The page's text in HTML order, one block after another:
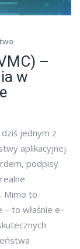
–
w
jednym z
aplikacyjnej.
podpisy
Mimo to
to właśnie e-